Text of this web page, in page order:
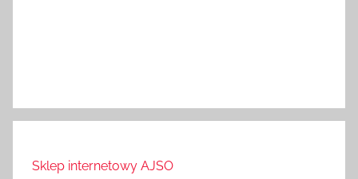
Sklep internetowy AJSO